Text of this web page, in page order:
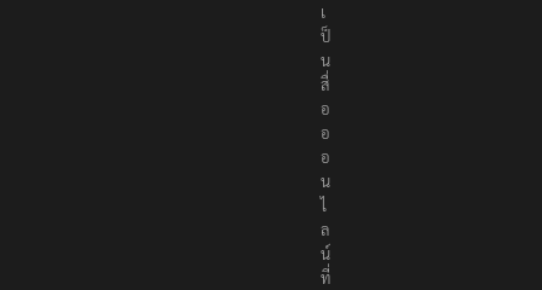
เ
ป็
น
สื่
อ
อ
อ
น
ไ
ล
น์
ที่